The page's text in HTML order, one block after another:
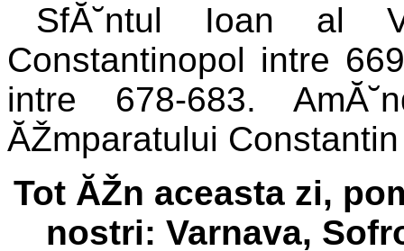
SfĂ˘ntul Ioan al
Constantinopol intre
intre 678-683.
ĂŽmparatului
Tot ĂŽn aceasta zi,
nostri: Varnava,